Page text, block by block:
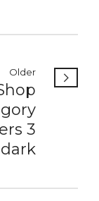
Older
3
dark